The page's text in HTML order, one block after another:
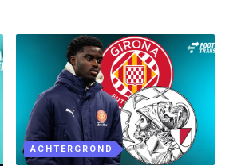
ACHTERGROND